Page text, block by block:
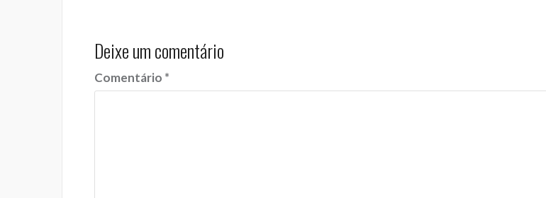
Deixe um comentário
Comentário *